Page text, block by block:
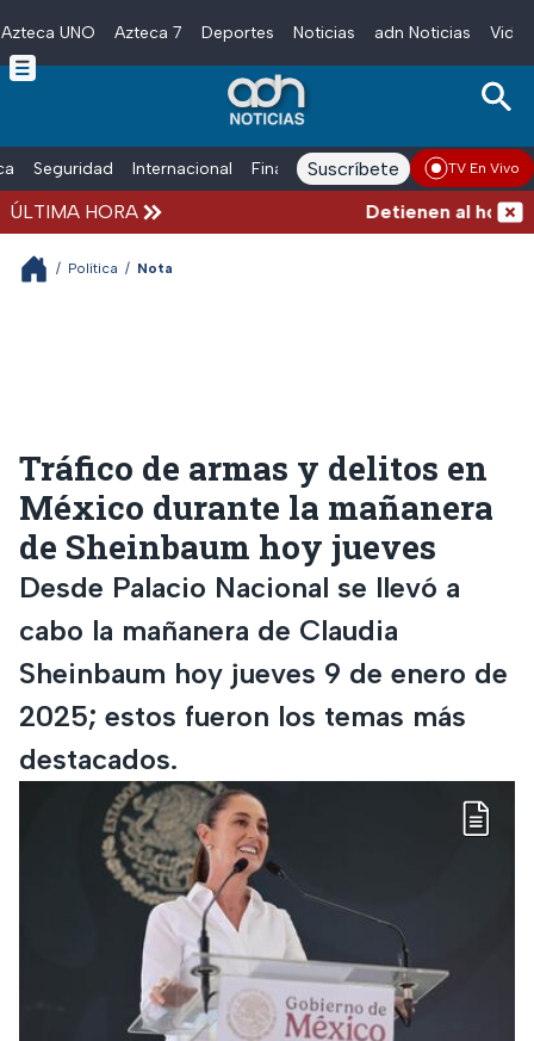
Skip to main content
Azteca UNO Azteca 7 Deportes Noticias adn Noticias
Seguridad Internacional Finanzas adn Noticias Radio
Suscríbete TV En Vivo
ÚLTIMA HORA Detienen al
/ Política / Nota
Tráfico de armas y delitos en
México durante la mañanera
de Sheinbaum hoy jueves
Desde Palacio Nacional se llevó a
cabo la mañanera de Claudia
Sheinbaum hoy jueves 9 de enero de
2025; estos fueron los temas más
destacados.